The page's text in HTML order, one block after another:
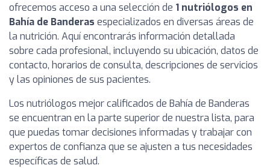
ofrecemos acceso a una selección de 1 nutriólogos en
Bahía de Banderas especializados en diversas áreas de
la nutrición. Aquí encontrarás información detallada
sobre cada profesional, incluyendo su ubicación, datos de
contacto, horarios de consulta, descripciones de servicios
y las opiniones de sus pacientes.
Los nutriólogos mejor calificados de Bahía de Banderas
se encuentran en la parte superior de nuestra lista, para
que puedas tomar decisiones informadas y trabajar con
expertos de confianza que se ajusten a tus necesidades
específicas de salud.